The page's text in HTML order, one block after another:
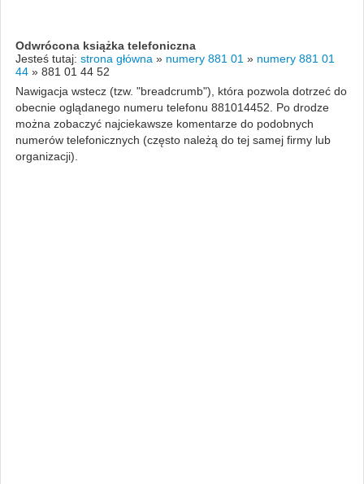
Odwrócona książka telefoniczna
Jesteś tutaj: strona główna » numery 881 01 » numery 881 01
44 » 881 01 44 52
Nawigacja wstecz (tzw. "breadcrumb"), która pozwola dotrzeć do
obecnie oglądanego numeru telefonu 881014452. Po drodze
można zobaczyć najciekawsze komentarze do podobnych
numerów telefonicznych (często należą do tej samej firmy lub
organizacji).